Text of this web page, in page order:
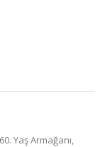
Yaş Armağanı,